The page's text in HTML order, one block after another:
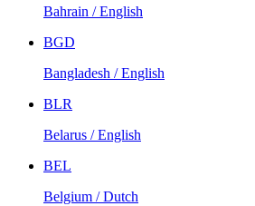
Bahrain / English
BGD
Bangladesh / English
BLR
Belarus / English
BEL
Belgium / Dutch